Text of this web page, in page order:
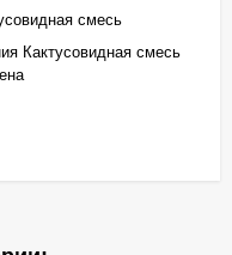
смесь
Кактусовидная смесь